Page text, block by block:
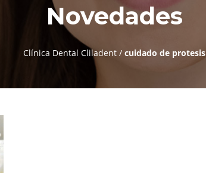
Novedades
Clínica Dental Cliladent / cuidado de protesis